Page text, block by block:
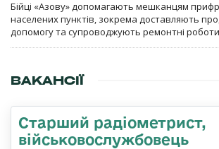
Бійці «Азову» допомагають мешканцям
населених пунктів, зокрема доставляють
допомогу та супроводжують ремонтні
ВАКАНСІЇ
Старший радіометрист,
військовослужбовець